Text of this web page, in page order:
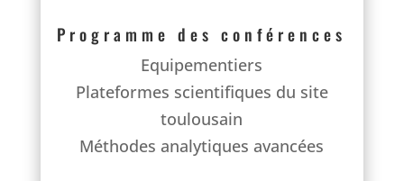
Programme des conférences
Equipementiers
Plateformes scientifiques du site
toulousain
Méthodes analytiques avancées